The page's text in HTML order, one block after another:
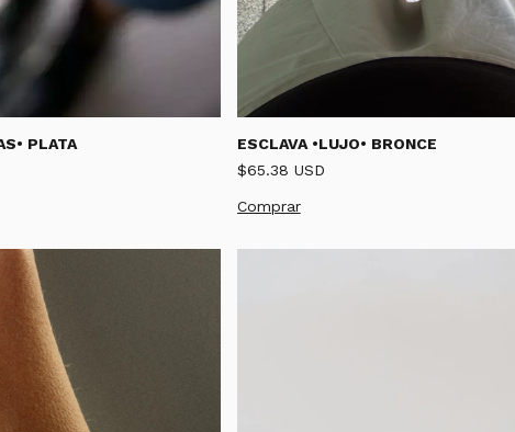
PLATA
ESCLAVA •LUJO• BRONCE
$65.38 USD
Comprar